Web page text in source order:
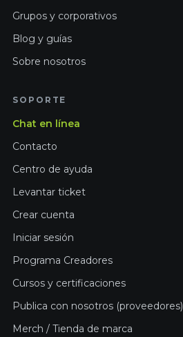
Grupos y corporativos
Blog y guías
Sobre nosotros
SOPORTE
Chat en línea
Contacto
Centro de ayuda
Levantar ticket
Crear cuenta
Iniciar sesión
Programa Creadores
Cursos y certificaciones
Publica con nosotros (proveedores)
Merch / Tienda de marca